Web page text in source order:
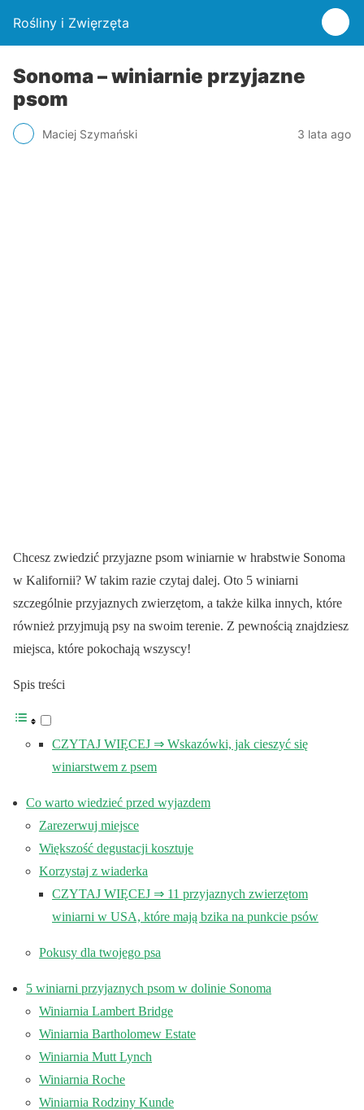
Rośliny i Zwięrzęta
Sonoma – winiarnie przyjazne
psom
Maciej Szymański 3 lata ago
Chcesz zwiedzić przyjazne psom winiarnie w hrabstwie Sonoma
w Kalifornii? W takim razie czytaj dalej. Oto 5 winiarni
szczególnie przyjaznych zwierzętom, a także kilka innych, które
również przyjmują psy na swoim terenie. Z pewnością znajdziesz
miejsca, które pokochają wszyscy!
Spis treści
CZYTAJ WIĘCEJ ⇒ Wskazówki, jak cieszyć się
winiarstwem z psem
Co warto wiedzieć przed wyjazdem
Zarezerwuj miejsce
Większość degustacji kosztuje
Korzystaj z wiaderka
CZYTAJ WIĘCEJ ⇒ 11 przyjaznych zwierzętom
winiarni w USA, które mają bzika na punkcie psów
Pokusy dla twojego psa
5 winiarni przyjaznych psom w dolinie Sonoma
Winiarnia Lambert Bridge
Winiarnia Bartholomew Estate
Winiarnia Mutt Lynch
Winiarnia Roche
Winiarnia Rodziny Kunde